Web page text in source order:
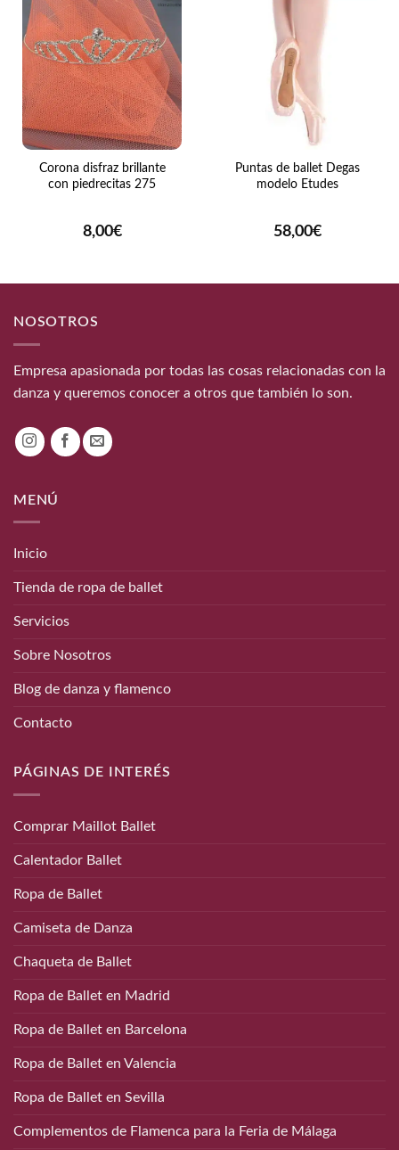
Corona disfraz brillante
con piedrecitas 275
8,00€
Puntas de ballet Degas
modelo Etudes
58,00€
NOSOTROS
Empresa apasionada por todas las cosas relacionadas con la
danza y queremos conocer a otros que también lo son.
MENÚ
Inicio
Tienda de ropa de ballet
Servicios
Sobre Nosotros
Blog de danza y flamenco
Contacto
PÁGINAS DE INTERÉS
Comprar Maillot Ballet
Calentador Ballet
Ropa de Ballet
Camiseta de Danza
Chaqueta de Ballet
Ropa de Ballet en Madrid
Ropa de Ballet en Barcelona
Ropa de Ballet en Valencia
Ropa de Ballet en Sevilla
Complementos de Flamenca para la Feria de Málaga